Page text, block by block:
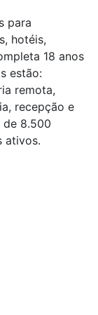
para
hotéis,
18 anos
estão:
remota,
recepção e
de 8.500
ativos.